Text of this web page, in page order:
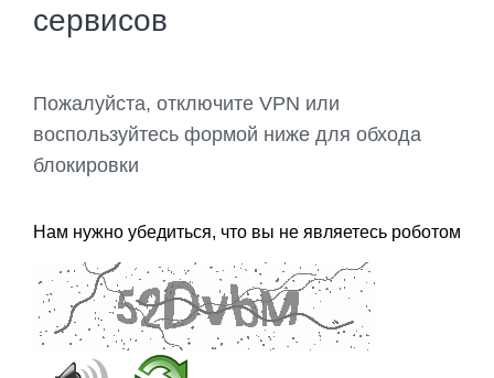
сервисов
Пожалуйста, отключите VPN или
воспользуйтесь формой ниже для обхода
блокировки
Нам нужно убедиться, что вы не являетесь роботом